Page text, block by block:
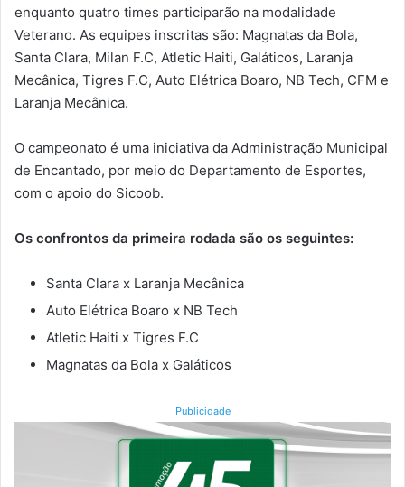
enquanto quatro times participarão na modalidade
Veterano. As equipes inscritas são: Magnatas da Bola,
Santa Clara, Milan F.C, Atletic Haiti, Galáticos, Laranja
Mecânica, Tigres F.C, Auto Elétrica Boaro, NB Tech, CFM e
Laranja Mecânica.
O campeonato é uma iniciativa da Administração Municipal
de Encantado, por meio do Departamento de Esportes,
com o apoio do Sicoob.
Os confrontos da primeira rodada são os seguintes:
Santa Clara x Laranja Mecânica
Auto Elétrica Boaro x NB Tech
Atletic Haiti x Tigres F.C
Magnatas da Bola x Galáticos
Publicidade